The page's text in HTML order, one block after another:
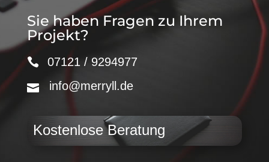
Sie haben Fragen zu Ihrem
Projekt?
07121 / 9294977
info@merryll.de
Kostenlose Beratung